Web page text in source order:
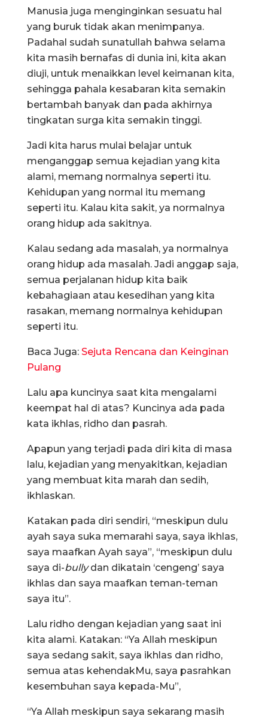
Manusia juga menginginkan sesuatu hal
yang buruk tidak akan menimpanya.
Padahal sudah sunatullah bahwa selama
kita masih bernafas di dunia ini, kita akan
diuji, untuk menaikkan level keimanan kita,
sehingga pahala kesabaran kita semakin
bertambah banyak dan pada akhirnya
tingkatan surga kita semakin tinggi.
Jadi kita harus mulai belajar untuk
menganggap semua kejadian yang kita
alami, memang normalnya seperti itu.
Kehidupan yang normal itu memang
seperti itu. Kalau kita sakit, ya normalnya
orang hidup ada sakitnya.
Kalau sedang ada masalah, ya normalnya
orang hidup ada masalah. Jadi anggap saja,
semua perjalanan hidup kita baik
kebahagiaan atau kesedihan yang kita
rasakan, memang normalnya kehidupan
seperti itu.
Baca Juga: Sejuta Rencana dan Keinginan
Pulang
Lalu apa kuncinya saat kita mengalami
keempat hal di atas? Kuncinya ada pada
kata ikhlas, ridho dan pasrah.
Apapun yang terjadi pada diri kita di masa
lalu, kejadian yang menyakitkan, kejadian
yang membuat kita marah dan sedih,
ikhlaskan.
Katakan pada diri sendiri, “meskipun dulu
ayah saya suka memarahi saya, saya ikhlas,
saya maafkan Ayah saya”, “meskipun dulu
saya di-bullydan dikatain ‘cengeng’ saya
ikhlas dan saya maafkan teman-teman
saya itu”.
Lalu ridho dengan kejadian yang saat ini
kita alami. Katakan: “Ya Allah meskipun
saya sedang sakit, saya ikhlas dan ridho,
semua atas kehendakMu, saya pasrahkan
kesembuhan saya kepada-Mu”,
“Ya Allah meskipun saya sekarang masih